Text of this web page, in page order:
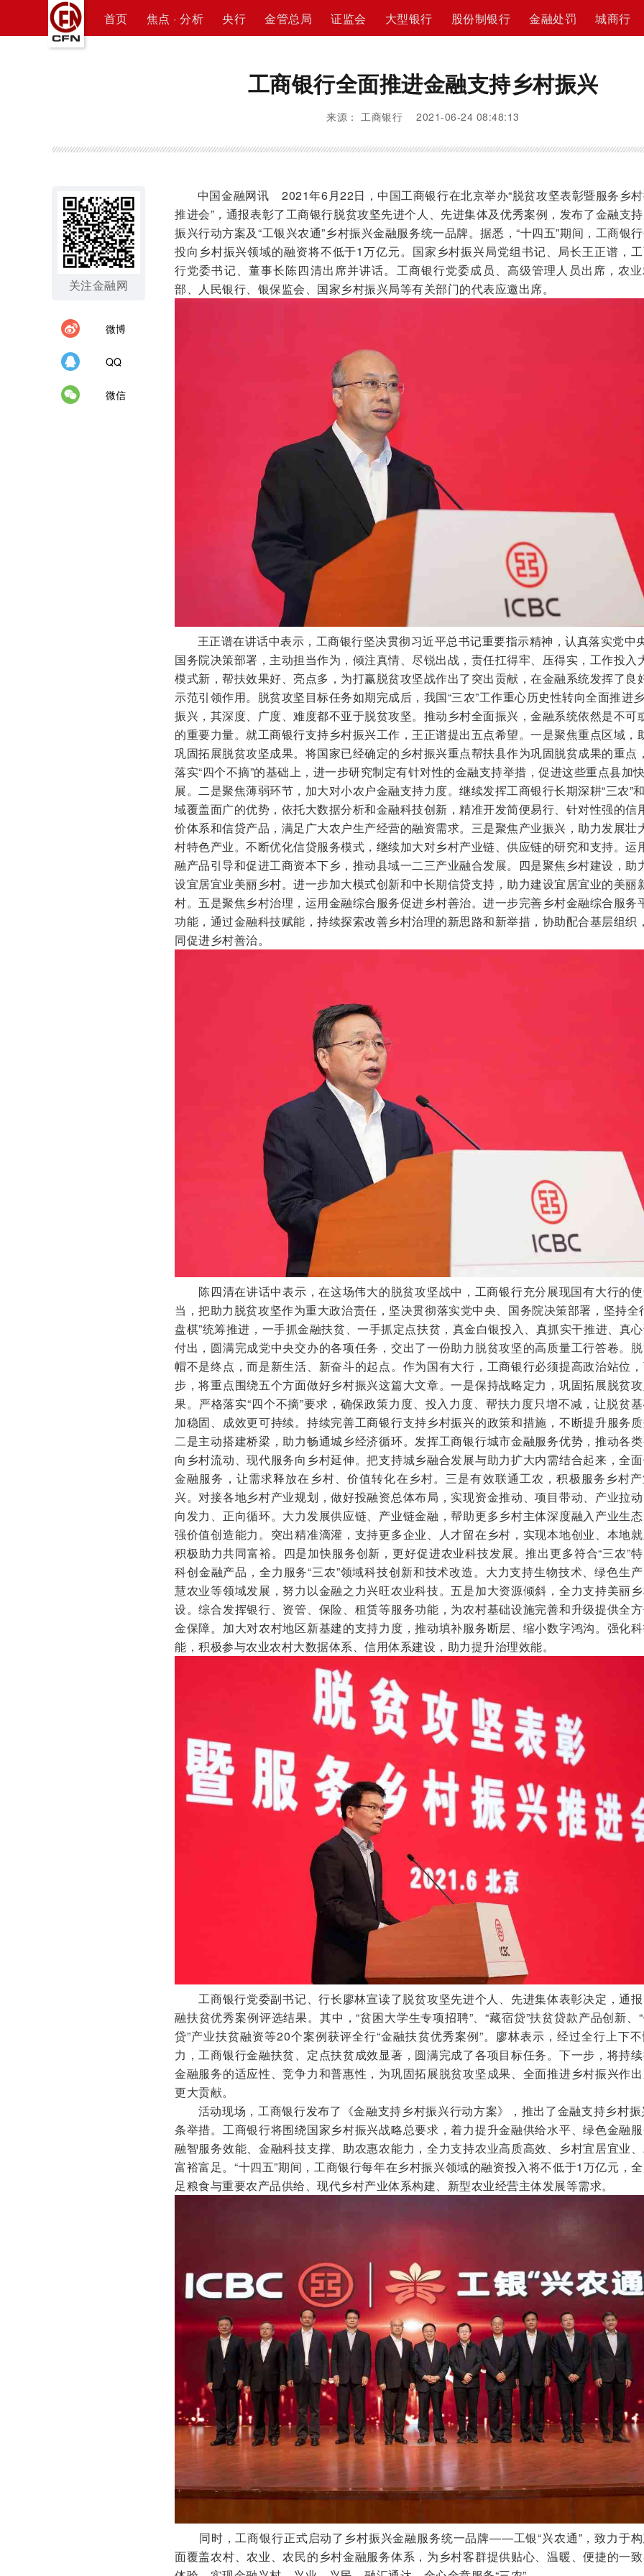
首页 焦点 · 分析 央行 金管总局 证监会 大型银行 股份制银行 金融处罚 城商行
工商银行全面推进金融支持乡村振兴
来源： 工商银行 2021-06-24 08:48:13
关注金融网
微博
QQ
微信
中国金融网讯 2021年6月22日，中国工商银行在北京举办“脱贫攻坚表彰暨服务乡
推进会”，通报表彰了工商银行脱贫攻坚先进个人、先进集体及优秀案例，发布了金融支
振兴行动方案及“工银兴农通”乡村振兴金融服务统一品牌。据悉，“十四五”期间，工商银
投向乡村振兴领域的融资将不低于1万亿元。国家乡村振兴局党组书记、局长王正谱，
行党委书记、董事长陈四清出席并讲话。工商银行党委成员、高级管理人员出席，农
部、人民银行、银保监会、国家乡村振兴局等有关部门的代表应邀出席。
王正谱在讲话中表示，工商银行坚决贯彻习近平总书记重要指示精神，认真落实党中
国务院决策部署，主动担当作为，倾注真情、尽锐出战，责任扛得牢、压得实，工作投入
模式新，帮扶效果好、亮点多，为打赢脱贫攻坚战作出了突出贡献，在金融系统发挥了良
示范引领作用。脱贫攻坚目标任务如期完成后，我国“三农”工作重心历史性转向全面推进
振兴，其深度、广度、难度都不亚于脱贫攻坚。推动乡村全面振兴，金融系统依然是不可
的重要力量。就工商银行支持乡村振兴工作，王正谱提出五点希望。一是聚焦重点区域，
巩固拓展脱贫攻坚成果。将国家已经确定的乡村振兴重点帮扶县作为巩固脱贫成果的重点
落实“四个不摘”的基础上，进一步研究制定有针对性的金融支持举措，促进这些重点县加
展。二是聚焦薄弱环节，加大对小农户金融支持力度。继续发挥工商银行长期深耕“三农”
域覆盖面广的优势，依托大数据分析和金融科技创新，精准开发简便易行、针对性强的信
价体系和信贷产品，满足广大农户生产经营的融资需求。三是聚焦产业振兴，助力发展壮
村特色产业。不断优化信贷服务模式，继续加大对乡村产业链、供应链的研究和支持。运
融产品引导和促进工商资本下乡，推动县域一二三产业融合发展。四是聚焦乡村建设，助
设宜居宜业美丽乡村。进一步加大模式创新和中长期信贷支持，助力建设宜居宜业的美丽
村。五是聚焦乡村治理，运用金融综合服务促进乡村善治。进一步完善乡村金融综合服务
功能，通过金融科技赋能，持续探索改善乡村治理的新思路和新举措，协助配合基层组织
同促进乡村善治。
陈四清在讲话中表示，在这场伟大的脱贫攻坚战中，工商银行充分展现国有大行的
当，把助力脱贫攻坚作为重大政治责任，坚决贯彻落实党中央、国务院决策部署，坚持全
盘棋”统筹推进，一手抓金融扶贫、一手抓定点扶贫，真金白银投入、真抓实干推进、真
付出，圆满完成党中央交办的各项任务，交出了一份助力脱贫攻坚的高质量工行答卷。
帽不是终点，而是新生活、新奋斗的起点。作为国有大行，工商银行必须提高政治站位
步，将重点围绕五个方面做好乡村振兴这篇大文章。一是保持战略定力，巩固拓展脱贫
果。严格落实“四个不摘”要求，确保政策力度、投入力度、帮扶力度只增不减，让脱贫
加稳固、成效更可持续。持续完善工商银行支持乡村振兴的政策和措施，不断提升服务
二是主动搭建桥梁，助力畅通城乡经济循环。发挥工商银行城市金融服务优势，推动各
向乡村流动、现代服务向乡村延伸。把支持城乡融合发展与助力扩大内需结合起来，全
金融服务，让需求释放在乡村、价值转化在乡村。三是有效联通工农，积极服务乡村
兴。对接各地乡村产业规划，做好投融资总体布局，实现资金推动、项目带动、产业拉
向发力、正向循环。大力发展供应链、产业链金融，帮助更多乡村主体深度融入产业生
强价值创造能力。突出精准滴灌，支持更多企业、人才留在乡村，实现本地创业、本地
积极助力共同富裕。四是加快服务创新，更好促进农业科技发展。推出更多符合“三农”
科创金融产品，全力服务“三农”领域科技创新和技术改造。大力支持生物技术、绿色生
慧农业等领域发展，努力以金融之力兴旺农业科技。五是加大资源倾斜，全力支持美丽
设。综合发挥银行、资管、保险、租赁等服务功能，为农村基础设施完善和升级提供全
金保障。加大对农村地区新基建的支持力度，推动填补服务断层、缩小数字鸿沟。强化
能，积极参与农业农村大数据体系、信用体系建设，助力提升治理效能。
工商银行党委副书记、行长廖林宣读了脱贫攻坚先进个人、先进集体表彰决定，通
融扶贫优秀案例评选结果。其中，“贫困大学生专项招聘”、“藏宿贷”扶贫贷款产品创新、
贷”产业扶贫融资等20个案例获评全行“金融扶贫优秀案例”。廖林表示，经过全行上下
力，工商银行金融扶贫、定点扶贫成效显著，圆满完成了各项目标任务。下一步，将持
金融服务的适应性、竞争力和普惠性，为巩固拓展脱贫攻坚成果、全面推进乡村振兴作
更大贡献。
活动现场，工商银行发布了《金融支持乡村振兴行动方案》，推出了金融支持乡村
条举措。工商银行将围绕国家乡村振兴战略总要求，着力提升金融供给水平、绿色金融
融智服务效能、金融科技支撑、助农惠农能力，全力支持农业高质高效、乡村宜居宜业
富裕富足。“十四五”期间，工商银行每年在乡村振兴领域的融资投入将不低于1万亿元，
足粮食与重要农产品供给、现代乡村产业体系构建、新型农业经营主体发展等需求。
同时，工商银行正式启动了乡村振兴金融服务统一品牌——工银“兴农通”，致力于
面覆盖农村、农业、农民的乡村金融服务体系，为乡村客群提供贴心、温暖、便捷的一